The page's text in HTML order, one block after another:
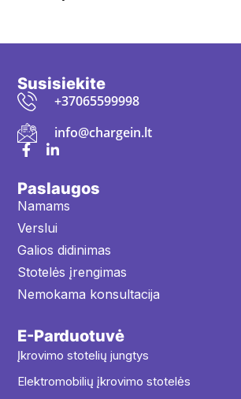
Susisiekite
+37065599998
info@chargein.lt
Paslaugos
Namams
Verslui
Galios didinimas
Stotelės įrengimas
Nemokama konsultacija
E-Parduotuvė
Įkrovimo stotelių jungtys
Elektromobilių įkrovimo stotelės